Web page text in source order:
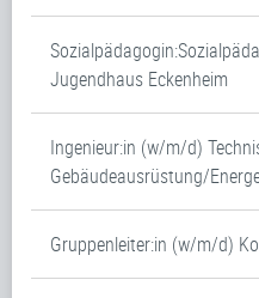
Jugendhaus Eckenheim
Ingenieur:in (w/m/d)
Gebäudeausrüstung/
Gruppenleiter:in (w/m/d)